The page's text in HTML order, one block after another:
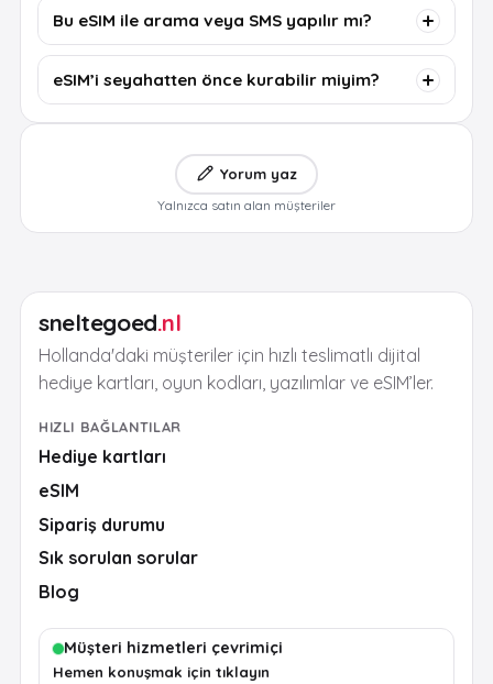
Bu eSIM ile arama veya SMS yapılır mı?
eSIM’i seyahatten önce kurabilir miyim?
Yorum yaz
Yalnızca satın alan müşteriler
sneltegoed.nl
Hollanda'daki müşteriler için hızlı teslimatlı dijital
hediye kartları, oyun kodları, yazılımlar ve eSIM’ler.
HIZLI BAĞLANTILAR
Hediye kartları
eSIM
Sipariş durumu
Sık sorulan sorular
Blog
Müşteri hizmetleri çevrimiçi
Hemen konuşmak için tıklayın